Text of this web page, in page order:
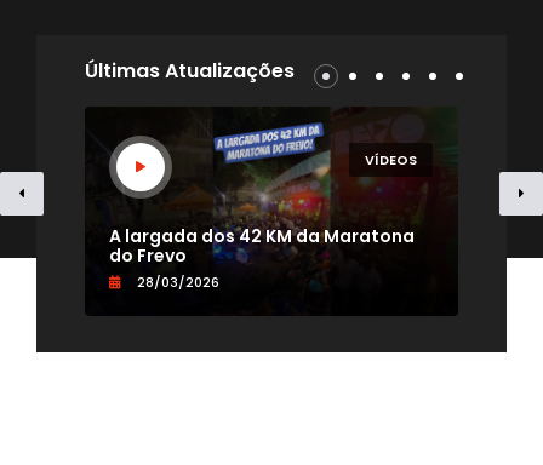
Últimas Atualizações
A largada dos 42 KM da Maratona
do Frevo
28/03/2026
VÍDEOS